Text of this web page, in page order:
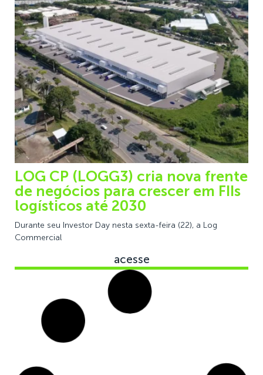
LOG CP (LOGG3) cria nova frente
de negócios para crescer em FIIs
logísticos até 2030
Durante seu Investor Day nesta sexta-feira (22), a Log
Commercial
acesse